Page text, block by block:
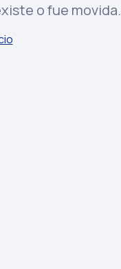
o fue movida.